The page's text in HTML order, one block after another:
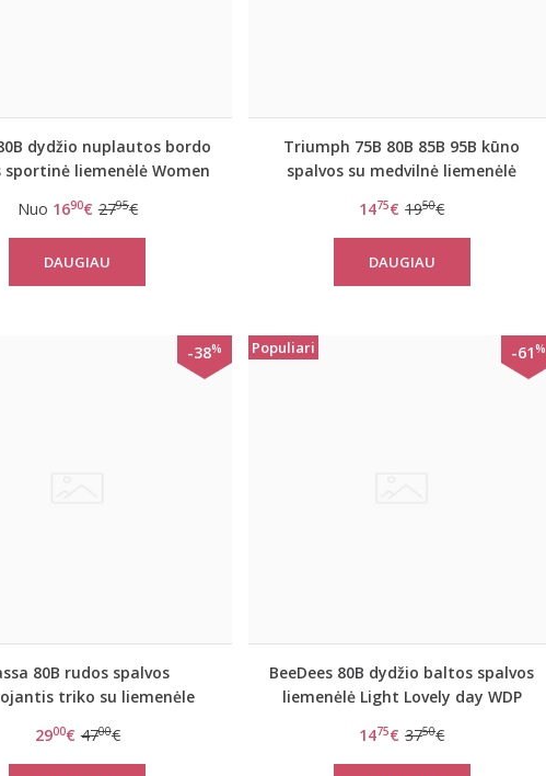
dydžio nuplautos bordo
sportinė liemenėlė Women
Nuo 1690€ 2795€
DAUGIAU
Triumph 75B 80B 85B 95B kūno
spalvos su medvilnė liemenėlė
1475€ 1950€
DAUGIAU
-38%
80B rudos spalvos
triko su liemenėle
2900€ 4700€
Populiari -61%
BeeDees 80B dydžio baltos spalvos
liemenėlė Light Lovely day WDP
1475€ 3750€